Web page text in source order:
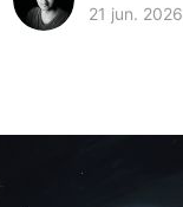
21 jun. 2026